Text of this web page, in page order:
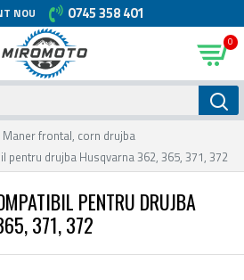
NOU 0745 358 401
0
Maner frontal, corn drujba
pentru drujba Husqvarna 362, 365, 371, 372
PENTRU DRUJBA
371, 372